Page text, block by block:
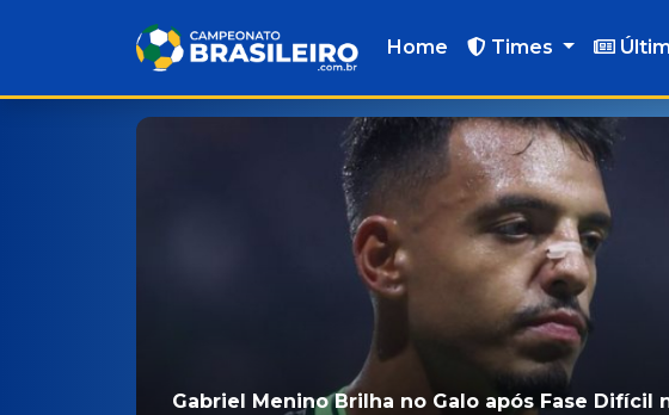
Home Times
Gabriel Menino Brilha no Galo após Fase Difícil